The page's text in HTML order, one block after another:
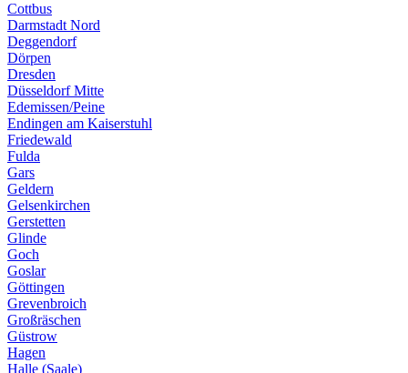
Cottbus
Darmstadt Nord
Deggendorf
Dörpen
Dresden
Düsseldorf Mitte
Edemissen/Peine
Endingen am Kaiserstuhl
Friedewald
Fulda
Gars
Geldern
Gelsenkirchen
Gerstetten
Glinde
Goch
Goslar
Göttingen
Grevenbroich
Großräschen
Güstrow
Hagen
Halle (Saale)